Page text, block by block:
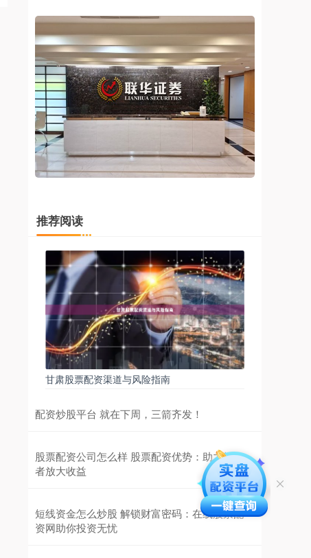
推荐阅读
甘肃股票配资渠道与风险指南
配资炒股平台 就在下周，三箭齐发！
股票配资公司怎么样 股票配资优势：助力投资
者放大收益
短线资金怎么炒股 解锁财富密码：在线股票配
资网助你投资无忧